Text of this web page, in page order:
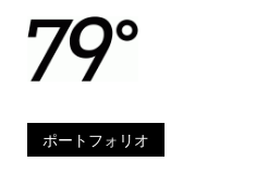
ポートフォリオ